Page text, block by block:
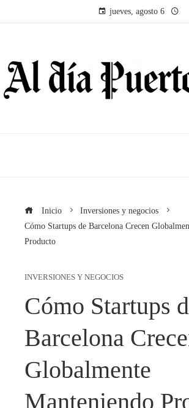
jueves, agosto 6
Inicio
Inversiones y negocios
Cómo Startups de Barcelona Crecen
Producto
INVERSIONES Y NEGOCIOS
Cómo Startups
Barcelona
Globalmente
Manteniendo